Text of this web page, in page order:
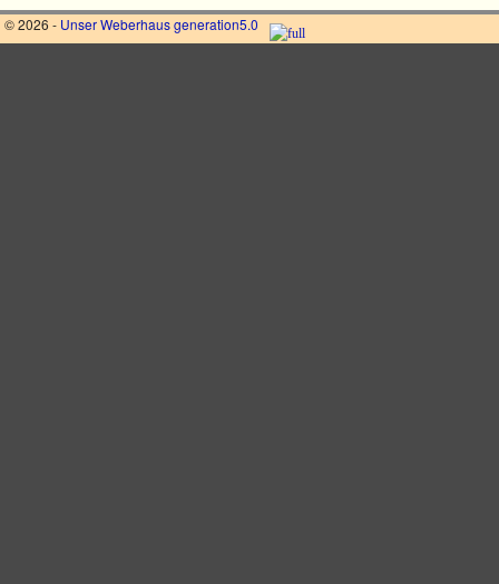
© 2026 - Unser Weberhaus generation5.0